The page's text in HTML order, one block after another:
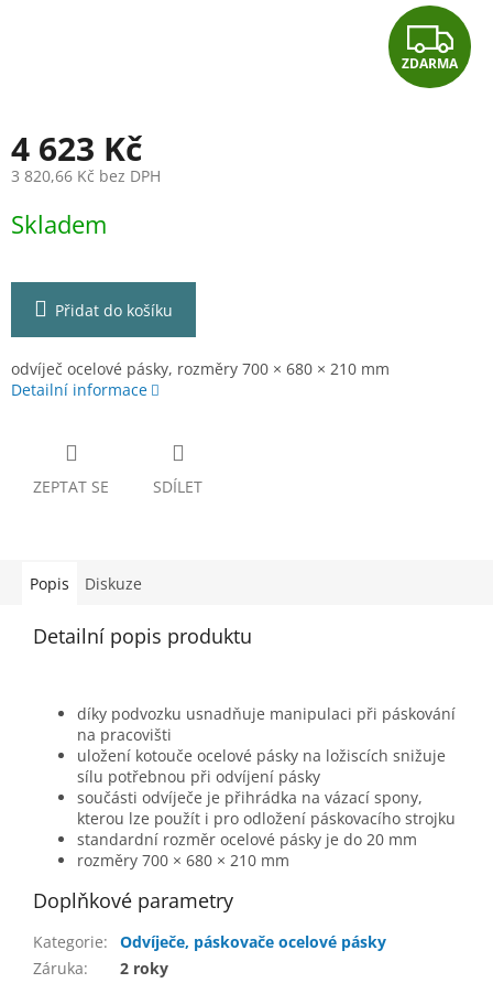
Z
D
ZDARMA
4 623 Kč
3 820,66 Kč bez DPH
cena:
Skladem
Přidat do košíku
odvíječ ocelové pásky, rozměry 700 × 680 × 210 mm
Detailní informace
ZEPTAT SE SDÍLET
Popis Diskuze
Detailní popis produktu
díky podvozku usnadňuje manipulaci při páskování
na pracovišti
uložení kotouče ocelové pásky na ložiscích snižuje
sílu potřebnou při odvíjení pásky
součásti odvíječe je přihrádka na vázací spony,
kterou lze použít i pro odložení páskovacího strojku
standardní rozměr ocelové pásky je do 20 mm
rozměry 700 × 680 × 210 mm
Doplňkové parametry
Kategorie:
Odvíječe, páskovače ocelové pásky
Záruka:
2 roky